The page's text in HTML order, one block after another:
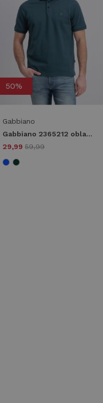
50%
Gabbiano
Gabbiano 2365212 oblak Poloshirts 5001 forest green
29,99 59,99